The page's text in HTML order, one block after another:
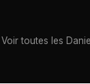
Wellington
Voir toutes les